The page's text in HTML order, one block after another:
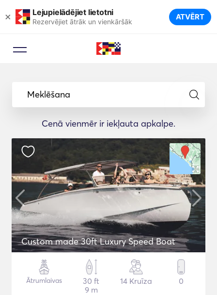
× Lejupielādējiet lietotni
Rezervējiet ātrāk un vienkāršāk ATVĒRT
Meklēšana
Cenā vienmēr ir iekļauta apkalpe.
Custom made 30ft Luxury Speed Boat
Ātrumlaivas
30 ft
9 m
14 Kruīza 0